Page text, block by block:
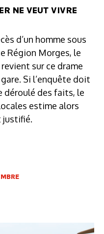
NE VEUT VIVRE
d’un homme sous
Région Morges, le
sur ce drame
Si l’enquête doit
déroulé des faits, le
estime alors
justifié.